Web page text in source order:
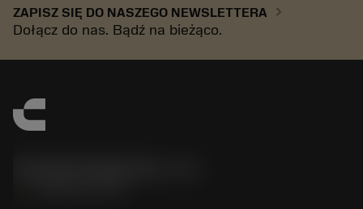
ZAPISZ SIĘ DO NASZEGO NEWSLETTERA chevron_right
Dołącz do nas. Bądź na bieżąco.